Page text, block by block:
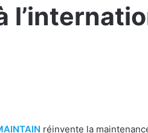
réinvente la